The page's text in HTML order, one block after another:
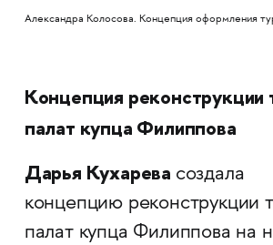
Александра Колосова. Концепция оформления
Концепция реконструкции
палат купца Филиппова
Дарья Кухарева создала
концепцию реконструкции
палат купца Филиппова на